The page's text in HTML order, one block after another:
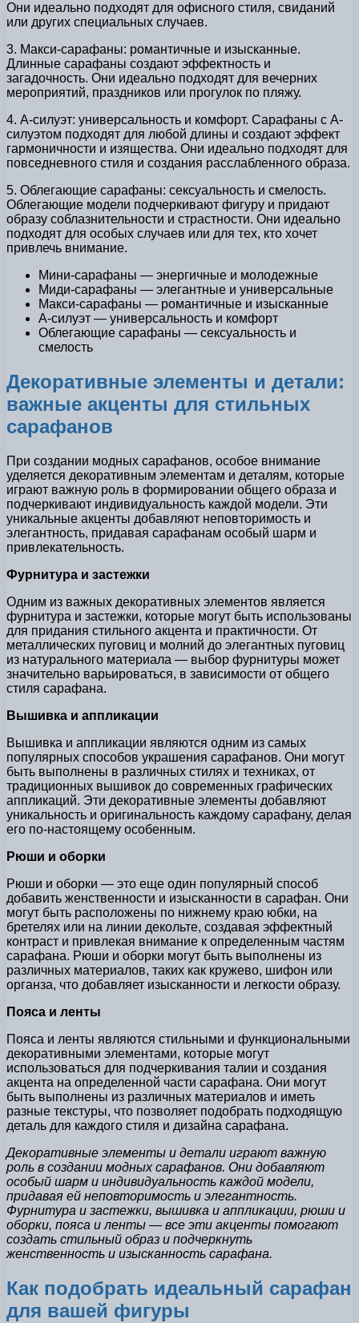
Они идеально подходят для офисного стиля, свиданий
или других специальных случаев.
3. Макси-сарафаны: романтичные и изысканные.
Длинные сарафаны создают эффектность и
загадочность. Они идеально подходят для вечерних
мероприятий, праздников или прогулок по пляжу.
4. А-силуэт: универсальность и комфорт. Сарафаны с А-
силуэтом подходят для любой длины и создают эффект
гармоничности и изящества. Они идеально подходят для
повседневного стиля и создания расслабленного образа.
5. Облегающие сарафаны: сексуальность и смелость.
Облегающие модели подчеркивают фигуру и придают
образу соблазнительности и страстности. Они идеально
подходят для особых случаев или для тех, кто хочет
привлечь внимание.
Мини-сарафаны — энергичные и молодежные
Миди-сарафаны — элегантные и универсальные
Макси-сарафаны — романтичные и изысканные
А-силуэт — универсальность и комфорт
Облегающие сарафаны — сексуальность и
смелость
Декоративные элементы и детали:
важные акценты для стильных
сарафанов
При создании модных сарафанов, особое внимание
уделяется декоративным элементам и деталям, которые
играют важную роль в формировании общего образа и
подчеркивают индивидуальность каждой модели. Эти
уникальные акценты добавляют неповторимость и
элегантность, придавая сарафанам особый шарм и
привлекательность.
Фурнитура и застежки
Одним из важных декоративных элементов является
фурнитура и застежки, которые могут быть использованы
для придания стильного акцента и практичности. От
металлических пуговиц и молний до элегантных пуговиц
из натурального материала — выбор фурнитуры может
значительно варьироваться, в зависимости от общего
стиля сарафана.
Вышивка и аппликации
Вышивка и аппликации являются одним из самых
популярных способов украшения сарафанов. Они могут
быть выполнены в различных стилях и техниках, от
традиционных вышивок до современных графических
аппликаций. Эти декоративные элементы добавляют
уникальность и оригинальность каждому сарафану, делая
его по-настоящему особенным.
Рюши и оборки
Рюши и оборки — это еще один популярный способ
добавить женственности и изысканности в сарафан. Они
могут быть расположены по нижнему краю юбки, на
бретелях или на линии декольте, создавая эффектный
контраст и привлекая внимание к определенным частям
сарафана. Рюши и оборки могут быть выполнены из
различных материалов, таких как кружево, шифон или
органза, что добавляет изысканности и легкости образу.
Пояса и ленты
Пояса и ленты являются стильными и функциональными
декоративными элементами, которые могут
использоваться для подчеркивания талии и создания
акцента на определенной части сарафана. Они могут
быть выполнены из различных материалов и иметь
разные текстуры, что позволяет подобрать подходящую
деталь для каждого стиля и дизайна сарафана.
Декоративные элементы и детали играют важную
роль в создании модных сарафанов. Они добавляют
особый шарм и индивидуальность каждой модели,
придавая ей неповторимость и элегантность.
Фурнитура и застежки, вышивка и аппликации, рюши и
оборки, пояса и ленты — все эти акценты помогают
создать стильный образ и подчеркнуть
женственность и изысканность сарафана.
Как подобрать идеальный сарафан
для вашей фигуры